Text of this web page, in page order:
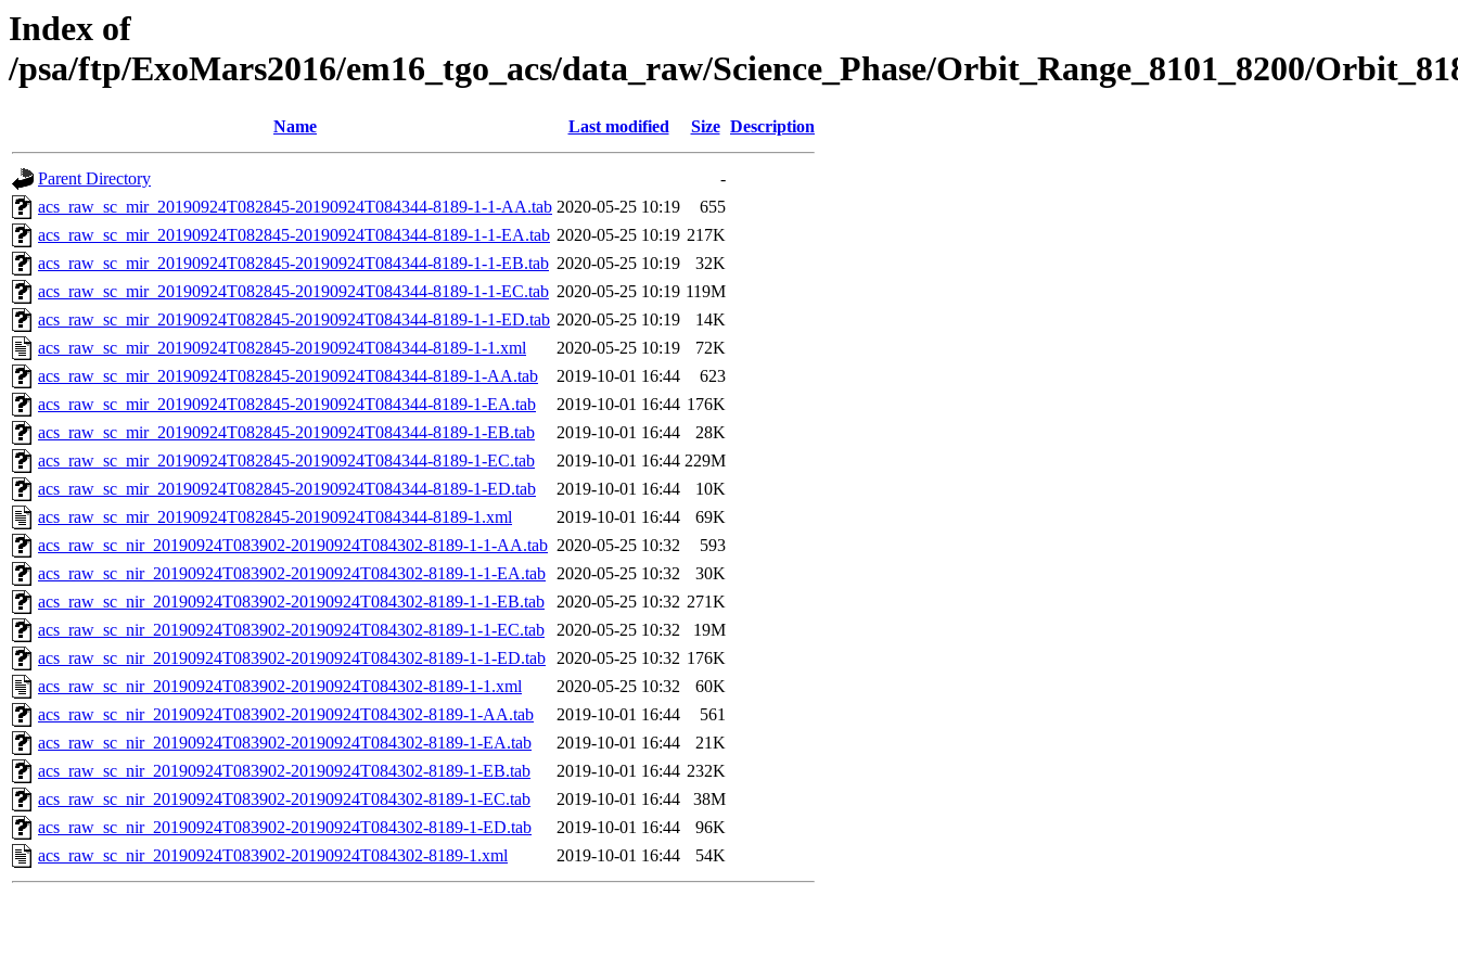
Index of
/psa/ftp/ExoMars2016/em16_tgo_acs/data_raw/Science_Phase/Orbit_Range_8101_8200/
Name Last modified Size Description
Parent Directory
-
acs_raw_sc_mir_20190924T082845-20190924T084344-8189-1-1-AA.tab 2020-05-25 10:19
655
acs_raw_sc_mir_20190924T082845-20190924T084344-8189-1-1-EA.tab 2020-05-25 10:19 217K
acs_raw_sc_mir_20190924T082845-20190924T084344-8189-1-1-EB.tab 2020-05-25 10:19
32K
acs_raw_sc_mir_20190924T082845-20190924T084344-8189-1-1-EC.tab 2020-05-25 10:19 119M
acs_raw_sc_mir_20190924T082845-20190924T084344-8189-1-1-ED.tab 2020-05-25 10:19
14K
acs_raw_sc_mir_20190924T082845-20190924T084344-8189-1-1.xml
2020-05-25 10:19
72K
acs_raw_sc_mir_20190924T082845-20190924T084344-8189-1-AA.tab
2019-10-01 16:44
623
acs_raw_sc_mir_20190924T082845-20190924T084344-8189-1-EA.tab
2019-10-01 16:44 176K
acs_raw_sc_mir_20190924T082845-20190924T084344-8189-1-EB.tab
2019-10-01 16:44
28K
acs_raw_sc_mir_20190924T082845-20190924T084344-8189-1-EC.tab
2019-10-01 16:44 229M
acs_raw_sc_mir_20190924T082845-20190924T084344-8189-1-ED.tab
2019-10-01 16:44
10K
acs_raw_sc_mir_20190924T082845-20190924T084344-8189-1.xml
2019-10-01 16:44
69K
acs_raw_sc_nir_20190924T083902-20190924T084302-8189-1-1-AA.tab 2020-05-25 10:32
593
acs_raw_sc_nir_20190924T083902-20190924T084302-8189-1-1-EA.tab 2020-05-25 10:32
30K
acs_raw_sc_nir_20190924T083902-20190924T084302-8189-1-1-EB.tab
2020-05-25 10:32 271K
acs_raw_sc_nir_20190924T083902-20190924T084302-8189-1-1-EC.tab
2020-05-25 10:32
19M
acs_raw_sc_nir_20190924T083902-20190924T084302-8189-1-1-ED.tab 2020-05-25 10:32 176K
acs_raw_sc_nir_20190924T083902-20190924T084302-8189-1-1.xml
2020-05-25 10:32
60K
acs_raw_sc_nir_20190924T083902-20190924T084302-8189-1-AA.tab
2019-10-01 16:44
561
acs_raw_sc_nir_20190924T083902-20190924T084302-8189-1-EA.tab
2019-10-01 16:44
21K
acs_raw_sc_nir_20190924T083902-20190924T084302-8189-1-EB.tab
2019-10-01 16:44 232K
acs_raw_sc_nir_20190924T083902-20190924T084302-8189-1-EC.tab
2019-10-01 16:44
38M
acs_raw_sc_nir_20190924T083902-20190924T084302-8189-1-ED.tab
2019-10-01 16:44
96K
acs_raw_sc_nir_20190924T083902-20190924T084302-8189-1.xml
2019-10-01 16:44 54K